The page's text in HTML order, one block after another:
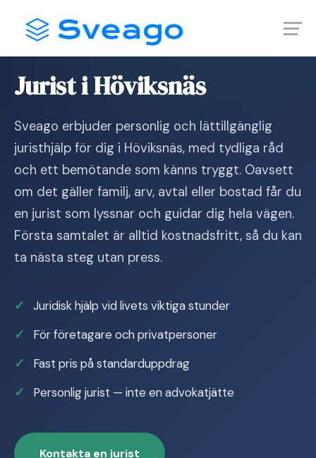
content
Jurist i Höviksnäs
Sveago erbjuder personlig och lättillgänglig
juristhjälp för dig i Höviksnäs, med tydliga råd
och ett bemötande som känns tryggt. Oavsett
om det gäller familj, arv, avtal eller bostad får du
en jurist som lyssnar och guidar dig hela vägen.
Första samtalet är alltid kostnadsfritt, så du kan
ta nästa steg utan press.
Juridisk hjälp vid livets viktiga stunder
För företagare och privatpersoner
Fast pris på standarduppdrag
Personlig jurist — inte en advokatjätte
Kontakta en jurist